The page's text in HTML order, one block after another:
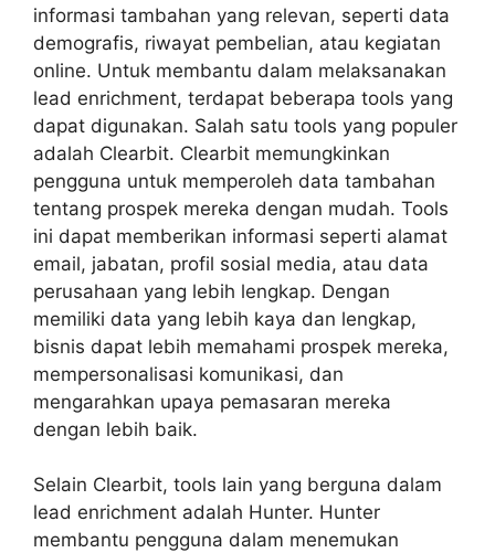
informasi tambahan yang relevan, seperti data
demografis, riwayat pembelian, atau kegiatan
online. Untuk membantu dalam melaksanakan
lead enrichment, terdapat beberapa tools yang
dapat digunakan. Salah satu tools yang populer
adalah Clearbit. Clearbit memungkinkan
pengguna untuk memperoleh data tambahan
tentang prospek mereka dengan mudah. Tools
ini dapat memberikan informasi seperti alamat
email, jabatan, profil sosial media, atau data
perusahaan yang lebih lengkap. Dengan
memiliki data yang lebih kaya dan lengkap,
bisnis dapat lebih memahami prospek mereka,
mempersonalisasi komunikasi, dan
mengarahkan upaya pemasaran mereka
dengan lebih baik.
Selain Clearbit, tools lain yang berguna dalam
lead enrichment adalah Hunter. Hunter
membantu pengguna dalam menemukan